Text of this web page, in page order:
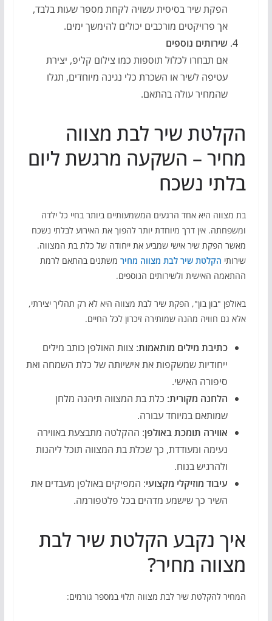
הפקת שיר בסיסית עשויה לקחת מספר שעות בלבד,
אך פרויקטים מורכבים יכולים להימשך ימים.
שירותים נוספים
אם תבחרו לכלול תוספות כמו צילום קליפ, יצירת
עטיפה לשיר או השכרת כלי נגינה מיוחדים, תגלו
שהמחיר עולה בהתאם.
הקלטת שיר לבת מצווה
מחיר – השקעה מרגשת ליום
בלתי נשכח
בת מצווה היא אחד הרגעים המשמעותיים ביותר בחיי כל ילדה
ומשפחתה. אין דרך מיוחדת יותר להפוך את האירוע לבלתי נשכח
מאשר הפקת שיר אישי שמביע את ייחודה של כלת בת המצווה.
שירותי הקלטת שיר לבת מצווה מחירמשתנים בהתאם לרמת
ההתאמה האישית ולשירותים הנוספים.
באולפן "בון בון", הפקת שיר לבת מצווה היא לא רק תהליך יצירתי,
אלא גם חוויה מהנה שמותירה זיכרון לכל החיים.
כתיבת מילים מותאמות: צוות האולפן כותב מילים
ייחודיות שמשקפות את אישיותה של כלת השמחה ואת
סיפורה האישי.
הלחנה מקורית: כלת בת המצווה תיהנה מלחן
שמותאם במיוחד עבורה.
אווירה תומכת באולפן: ההקלטה מתבצעת באווירה
נעימה ומעודדת, כך שכלת בת המצווה תוכל ליהנות
ולהרגיש בנוח.
עיבוד מוזיקלי מקצועי: המפיקים באולפן מעבדים את
השיר כך שישמע מדהים בכל פלטפורמה.
איך נקבע הקלטת שיר לבת
מצווה מחיר?
המחיר להקלטת שיר לבת מצווה תלוי במספר גורמים: